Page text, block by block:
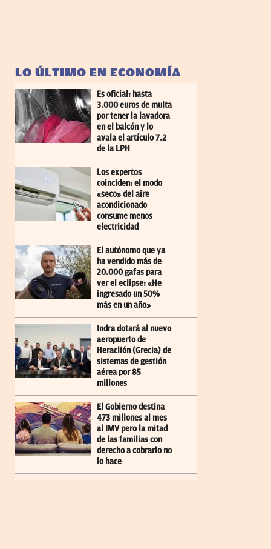
LO ÚLTIMO EN ECONOMÍA
Es oficial: hasta
3.000 euros de multa
por tener la lavadora
en el balcón y lo
avala el artículo 7.2
de la LPH
Los expertos
coinciden: el modo
«seco» del aire
acondicionado
consume menos
electricidad
El autónomo que ya
ha vendido más de
20.000 gafas para
ver el eclipse: «He
ingresado un 50%
más en un año»
Indra dotará al nuevo
aeropuerto de
Heraclión (Grecia) de
sistemas de gestión
aérea por 85
millones
El Gobierno destina
473 millones al mes
al IMV pero la mitad
de las familias con
derecho a cobrarlo no
lo hace